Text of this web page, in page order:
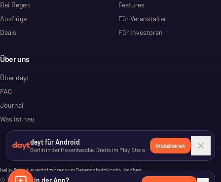
Lieber in der App?
Bei Regen
Ausflüge
Deals
Features
Für Veranstalter
Für Investoren
Über uns
Über dayt
FAQ
Journal
Was ist neu
hello@dayt.eventsImpressumDatenschutzKonto löschen
© 2026 dayt. Alle Rechte vorbehalten.
dayt für Android
Berlin in der Hosentasche. Gratis im Play Store.
Installieren